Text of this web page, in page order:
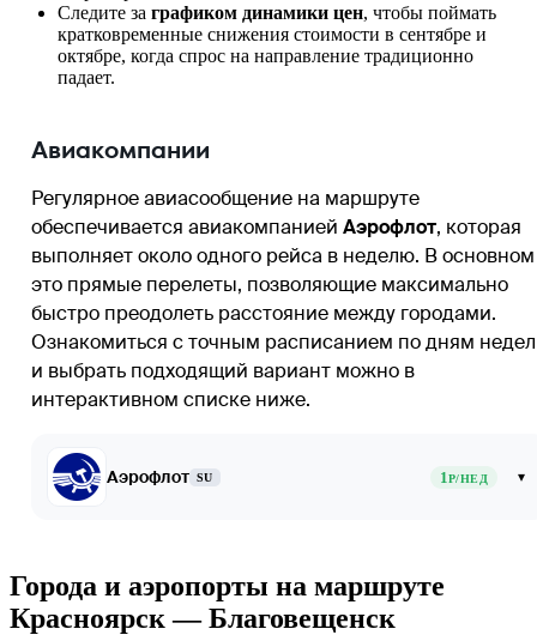
Следите за графиком динамики цен, чтобы поймать
кратковременные снижения стоимости в сентябре и
октябре, когда спрос на направление традиционно
падает.
Авиакомпании
Регулярное авиасообщение на маршруте
обеспечивается авиакомпанией Аэрофлот, которая
выполняет около одного рейса в неделю. В основном
это прямые перелеты, позволяющие максимально
быстро преодолеть расстояние между городами.
Ознакомиться с точным расписанием по дням
и выбрать подходящий вариант можно в
интерактивном списке ниже.
Аэрофлот SU 1Р/НЕД ▾
Города и аэропорты на маршруте
Красноярск — Благовещенск